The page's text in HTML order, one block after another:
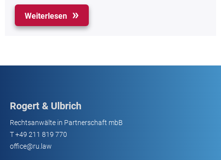
Weiterlesen
Rogert & Ulbrich
Rechtsanwälte in Partnerschaft mbB
T+49 211 819 770
office@ru.law